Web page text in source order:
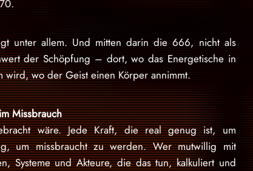
unter allem. Und mitten darin die 666, nicht als
der Schöpfung – dort, wo das Energetische in
wo der Geist einen Körper annimmt.
Missbrauch
wäre. Jede Kraft, die real genug ist, um
um missbraucht zu werden. Wer mutwillig mit
Systeme und Akteure, die das tun, kalkuliert und